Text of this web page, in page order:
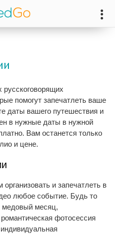
помогут запечатлеть ваше
даты вашего путешествия и
в нужные даты в нужной
Вам останется только
и цене.
и запечатлеть в
любое событие. Будь то
медовый месяц,
фотосессия